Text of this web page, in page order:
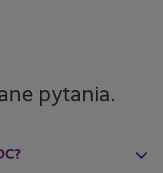
pytania.